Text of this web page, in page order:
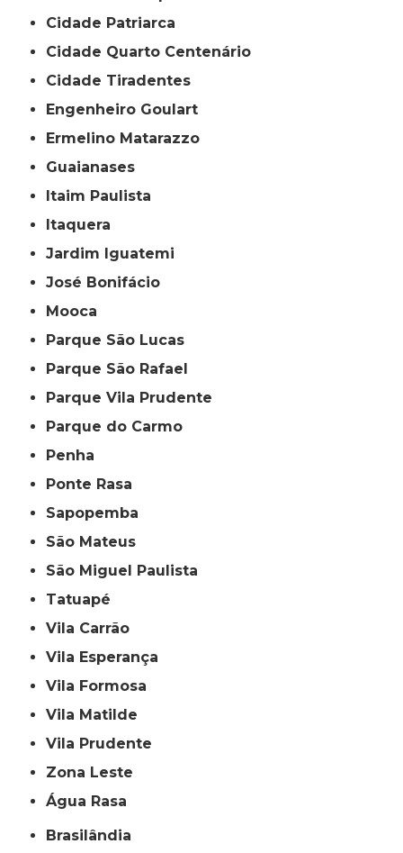
Cidade Patriarca
Cidade Quarto Centenário
Cidade Tiradentes
Engenheiro Goulart
Ermelino Matarazzo
Guaianases
Itaim Paulista
Itaquera
Jardim Iguatemi
José Bonifácio
Mooca
Parque São Lucas
Parque São Rafael
Parque Vila Prudente
Parque do Carmo
Penha
Ponte Rasa
Sapopemba
São Mateus
São Miguel Paulista
Tatuapé
Vila Carrão
Vila Esperança
Vila Formosa
Vila Matilde
Vila Prudente
Zona Leste
Água Rasa
Brasilândia